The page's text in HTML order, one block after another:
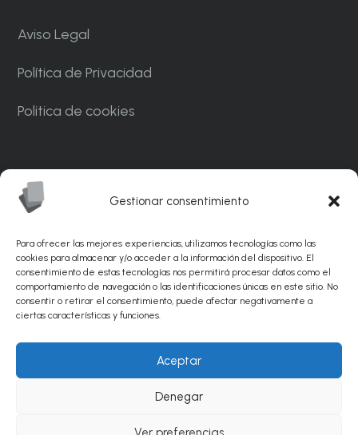
Gestionar consentimiento
Para ofrecer las mejores experiencias, utilizamos tecnologías como las
cookies para almacenar y/o acceder a la información del dispositivo. El
consentimiento de estas tecnologías nos permitirá procesar datos como el
comportamiento de navegación o las identificaciones únicas en este sitio. No
consentir o retirar el consentimiento, puede afectar negativamente a
ciertas características y funciones.
Aceptar
Denegar
Aviso Legal
Política de Privacidad
Politica de cookies
Industrial CAN MASCARO La Palma de
info@sunflexabrasivos.com
936 881 538
© Sunflex Abrasivos 2026 |
PinkStone.Posicionamiento SEO de páginas web
por Agencia PinkStone.